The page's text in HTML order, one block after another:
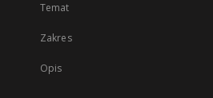
Temat
Zakres
Opis